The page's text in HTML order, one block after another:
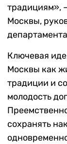
традициям»,
Москвы,
Ключевая
Москвы как
традиции и
молодость
сохранять